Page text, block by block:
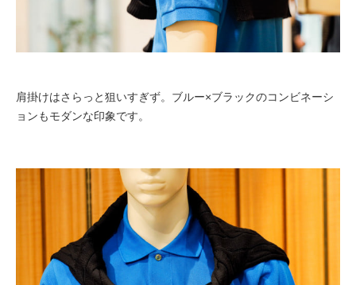
肩掛けはさらっと狙いすぎず。ブルー×ブラックのコンビネーシ
ョンもモダンな印象です。